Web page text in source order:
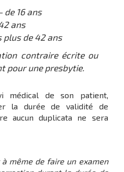
de 16 ans
ans
plus de 42 ans
contraire écrite ou
pour une presbytie.
médical de son patient,
la durée de validité de
aucun duplicata ne sera
même de faire un examen